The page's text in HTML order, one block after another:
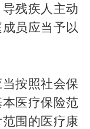
残疾人主动
员应当予以
按照社会保
医疗保险范
围的医疗康